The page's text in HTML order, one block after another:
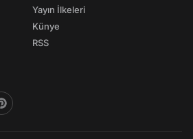
Yayın İlkeleri
Künye
RSS